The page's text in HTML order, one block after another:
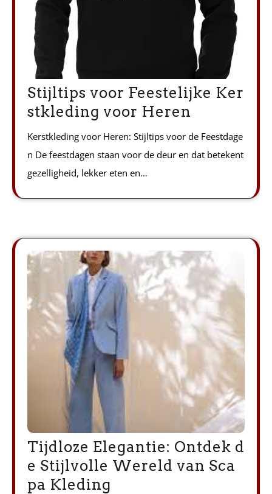
Stijltips voor Feestelijke Ker
stkleding voor Heren
Kerstkleding voor Heren: Stijltips voor de Feestdage
n De feestdagen staan voor de deur en dat betekent
gezelligheid, lekker eten en…
Tijdloze Elegantie: Ontdek d
e Stijlvolle Wereld van Sca
pa Kleding